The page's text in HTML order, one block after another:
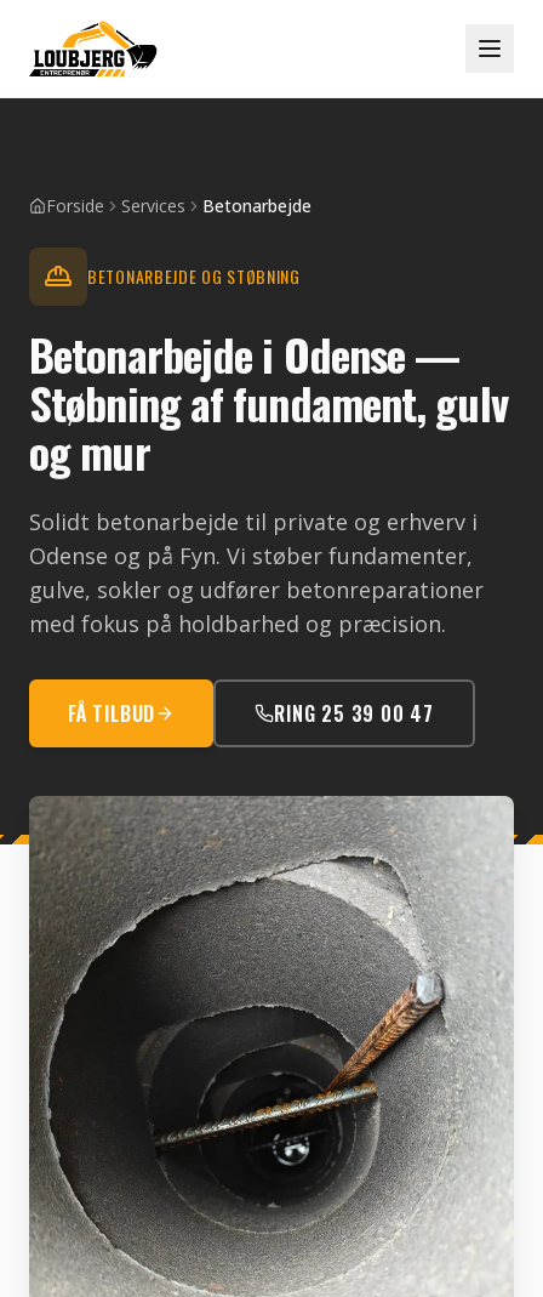
Forside Services Betonarbejde
BETONARBEJDE OG STØBNING
Betonarbejde i Odense —
Støbning af fundament, gulv
og mur
Solidt betonarbejde til private og erhverv i
Odense og på Fyn. Vi støber fundamenter,
gulve, sokler og udfører betonreparationer
med fokus på holdbarhed og præcision.
FÅ TILBUD RING 25 39 00 47